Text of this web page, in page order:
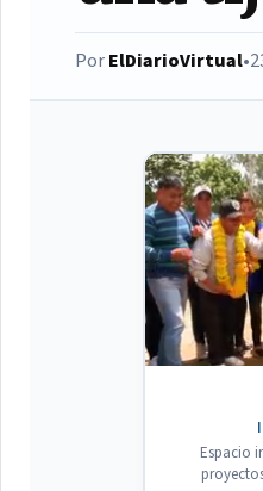
PorElDiarioVirtual•
Espacio